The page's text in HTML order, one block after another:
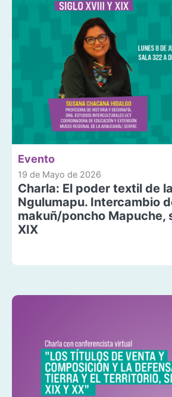
Evento
19 de Mayo de 2026
Charla: El poder textil de
Ngulumapu. Intercambio
makuñ/poncho Mapuche,
XIX